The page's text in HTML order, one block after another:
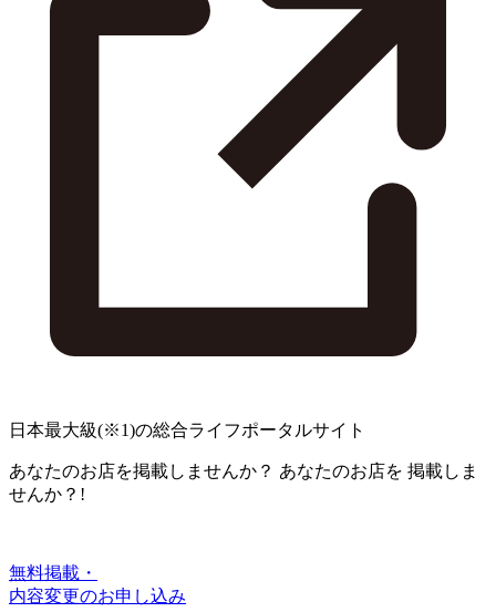
日本最大級(※1)の総合ライフポータルサイト
あなたのお店を掲載しませんか？ あなたのお店を 掲載しま
せんか？!
無料掲載・
内容変更のお申し込み